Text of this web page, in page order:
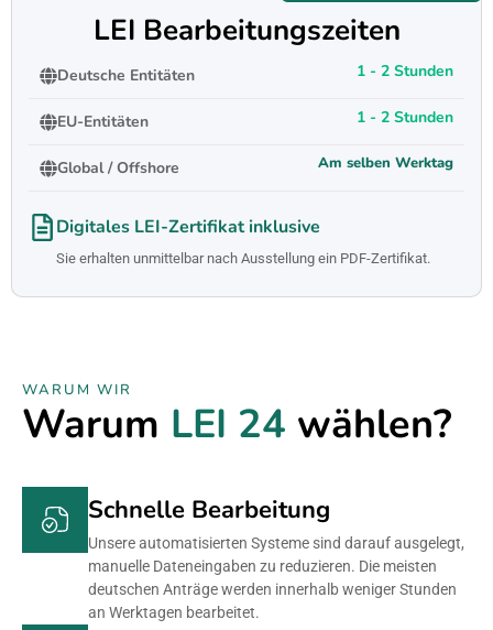
LEI Bearbeitungszeiten
Deutsche Entitäten 1 - 2 Stunden
EU-Entitäten 1 - 2 Stunden
Global / Offshore Am selben Werktag
Digitales LEI-Zertifikatinklusive
Sie erhalten unmittelbar nach Ausstellung ein PDF-Zertifikat.
WARUM WIR
Warum LEI 24 wählen?
Schnelle Bearbeitung
Unsere automatisierten Systeme sind darauf ausgelegt,
manuelle Dateneingaben zu reduzieren. Die meisten
deutschen Anträge werden innerhalb weniger Stunden
an Werktagen bearbeitet.